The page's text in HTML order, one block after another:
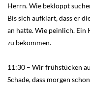
Herrn. Wie bekloppt
Bis sich aufklärt, dass er
an hatte. Wie peinlich.
zu bekommen.
11:30 – Wir frühstücken
Schade, dass morgen